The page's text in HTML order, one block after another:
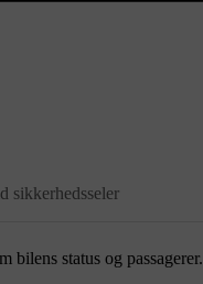
sikkerhedsseler
bilens status og passagerer.